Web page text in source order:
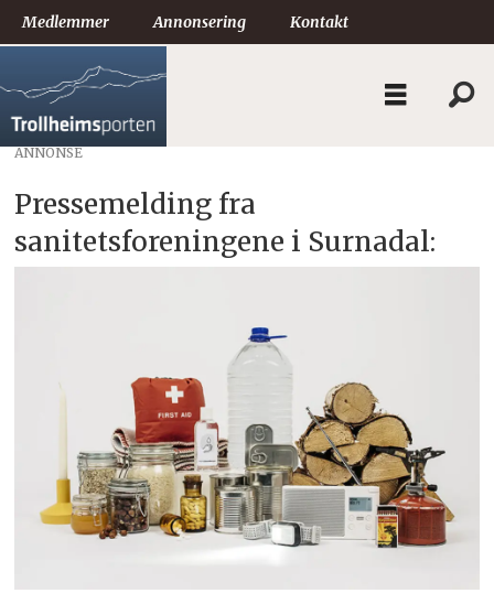
Medlemmer Annonsering Kontakt
ANNONSE
Pressemelding fra
sanitetsforeningene i Surnadal: